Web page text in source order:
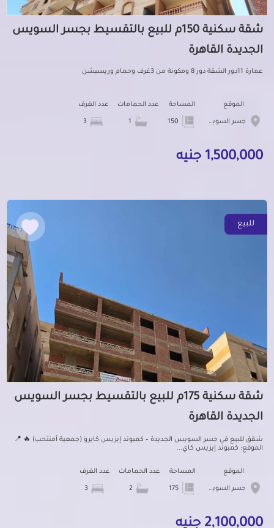
شقة سكنية 150م للبيع بالتقسيط بجسر السويس
الجديدة القاهرة
عمارة 11دور الشقة دور 8 ومكونة من 3غرف وحمام وريسبشن
الموقع
جسر السويس الجديدة
المساحة عدد الحمامات عدد الغرف
1,500,000 جنيه
للبيع
شقة سكنية 175م للبيع بالتقسيط بجسر السويس
الجديدة القاهرة
شقق للبيع في جسر السويس الجديدة – كمبوند إيزيس كايرو (جمعية أمنتحب) 🔥 📍
الموقع: كمبوند إيزيس كاي...
الموقع
جسر السويس الجديدة
المساحة عدد الحمامات عدد الغرف
2,100,000 جنيه